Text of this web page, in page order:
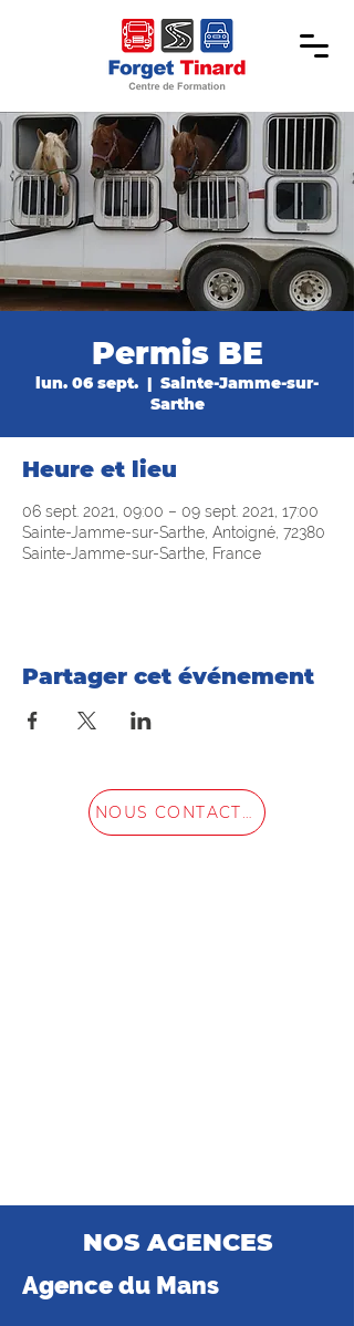
Permis BE
lun. 06 sept.
  |
Sainte-Jamme-sur-
Sarthe
Heure et lieu
06 sept. 2021, 09:00 – 09 sept. 2021, 17:00
Sainte-Jamme-sur-Sarthe, Antoigné, 72380
Sainte-Jamme-sur-Sarthe, France
Partager cet événement
NOUS CONTACTER
NOS AGENCES
Agence du Mans